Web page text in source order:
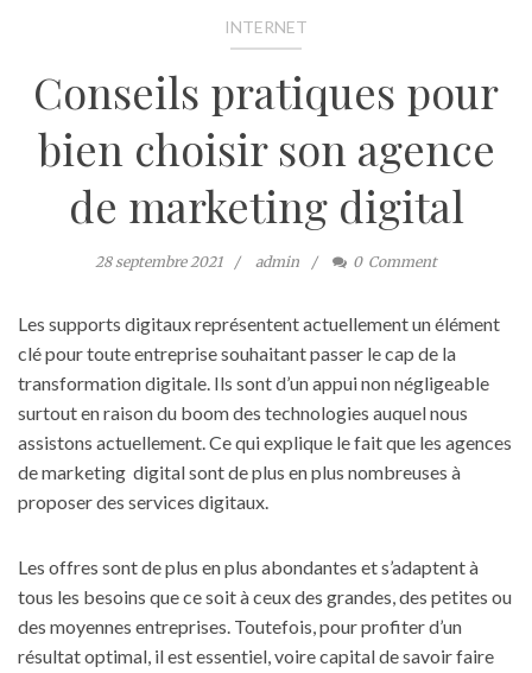
INTERNET
Conseils pratiques pour
bien choisir son agence
de marketing digital
28 septembre 2021 admin 0 Comment
Les supports digitaux représentent actuellement un élément
clé pour toute entreprise souhaitant passer le cap de la
transformation digitale. Ils sont d’un appui non négligeable
surtout en raison du boom des technologies auquel nous
assistons actuellement. Ce qui explique le fait que les agences
de marketing digital sont de plus en plus nombreuses à
proposer des services digitaux.
Les offres sont de plus en plus abondantes et s’adaptent à
tous les besoins que ce soit à ceux des grandes, des petites ou
des moyennes entreprises. Toutefois, pour profiter d’un
résultat optimal, il est essentiel, voire capital de savoir faire